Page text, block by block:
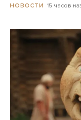
НОВОСТИ 15 часов